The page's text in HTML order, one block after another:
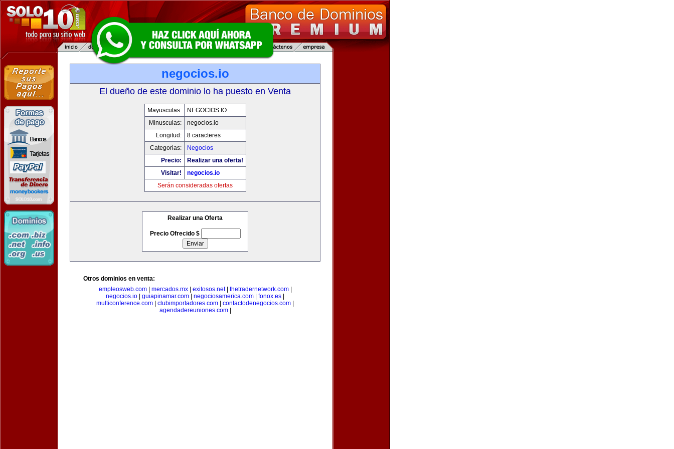
negocios.io
El dueño de este dominio lo ha puesto en Venta
Mayusculas:
NEGOCIOS.IO
Minusculas:
negocios.io
Longitud:
8 caracteres
Categorias:
Negocios
Precio:
Realizar una oferta!
Visitar!
negocios.io
Serán consideradas ofertas
Realizar una Oferta
Precio Ofrecido $
Otros dominios en venta:
empleosweb.com| mercados.mx| exitosos.net| thetradernetwork.com|
negocios.io
guiapinamar.com negociosamerica.com fonox.es
multiconference.com
clubimportadores.com contactodenegocios.com
agendadereuniones.com|